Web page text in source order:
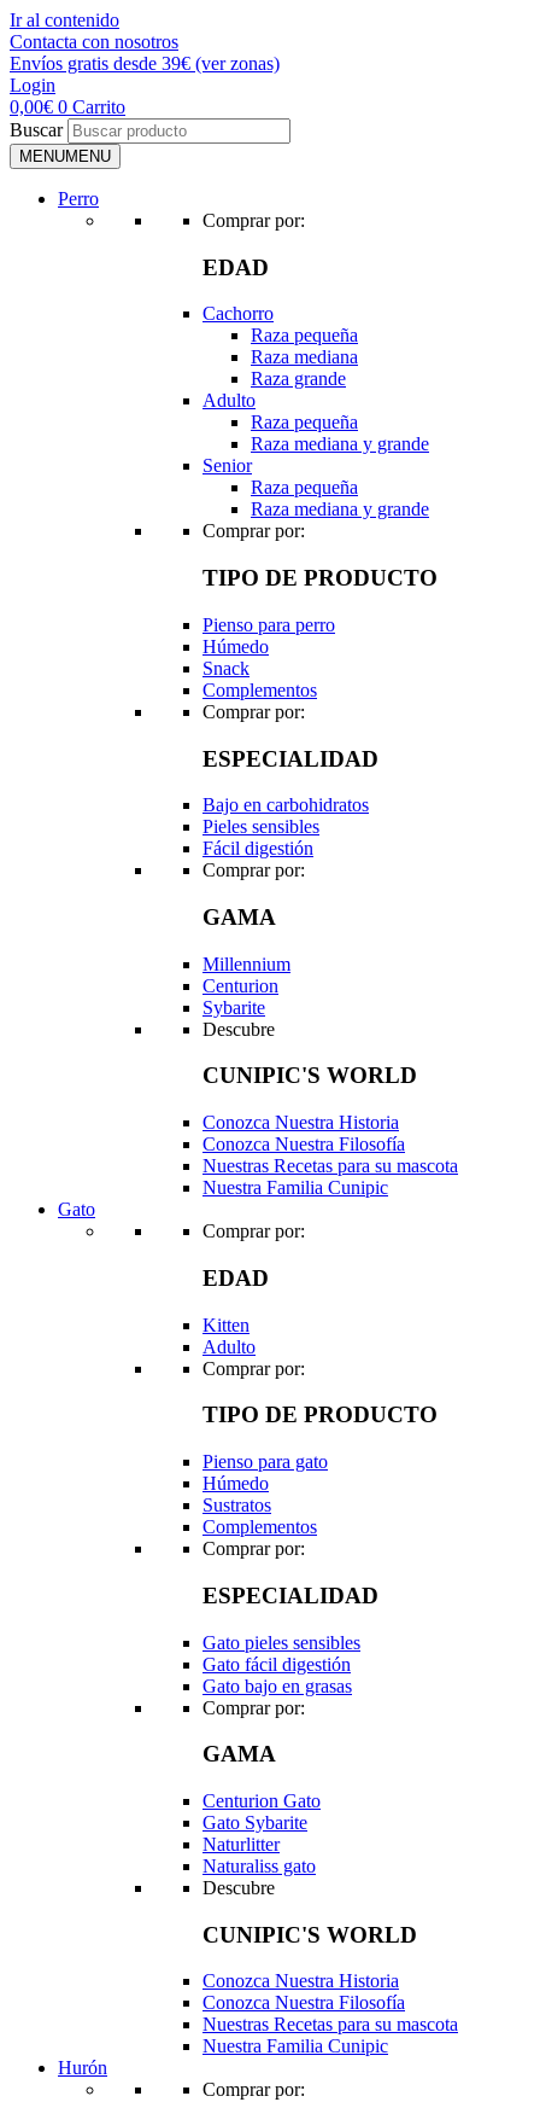
Ir al contenido
Contacta con nosotros
Envíos gratis desde 39€ (ver zonas)
Login
0,00€ 0 Carrito
Buscar
MENUMENU
Perro
Comprar por:
EDAD
Cachorro
Raza pequeña
Raza mediana
Raza grande
Adulto
Raza pequeña
Raza mediana y grande
Senior
Raza pequeña
Raza mediana y grande
Comprar por:
TIPO DE PRODUCTO
Pienso para perro
Húmedo
Snack
Complementos
Comprar por:
ESPECIALIDAD
Bajo en carbohidratos
Pieles sensibles
Fácil digestión
Comprar por:
GAMA
Millennium
Centurion
Sybarite
Descubre
CUNIPIC'S WORLD
Conozca Nuestra Historia
Conozca Nuestra Filosofía
Nuestras Recetas para su mascota
Nuestra Familia Cunipic
Gato
Comprar por:
EDAD
Kitten
Adulto
Comprar por:
TIPO DE PRODUCTO
Pienso para gato
Húmedo
Sustratos
Complementos
Comprar por:
ESPECIALIDAD
Gato pieles sensibles
Gato fácil digestión
Gato bajo en grasas
Comprar por:
GAMA
Centurion Gato
Gato Sybarite
Naturlitter
Naturaliss gato
Descubre
CUNIPIC'S WORLD
Conozca Nuestra Historia
Conozca Nuestra Filosofía
Nuestras Recetas para su mascota
Nuestra Familia Cunipic
Hurón
Comprar por: